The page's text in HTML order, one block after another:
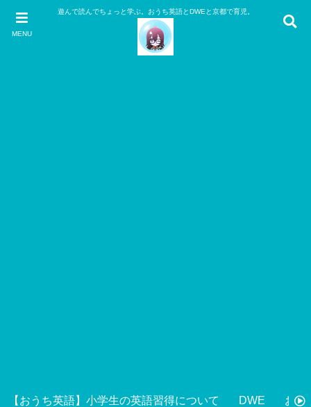
MENU
遊んで読んでちょっと学ぶ。おうち英語とDWEと京都で育児。
【おうち英語】小学生の英語習得について DWE おう